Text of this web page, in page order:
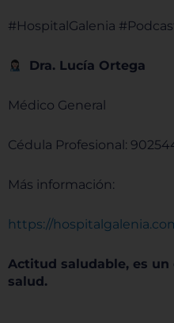
#HospitalGalenia
Dra. Lucía Ortega
Médico General
Cédula Profesional:
Más información:
https://
Actitud saludable, es un
salud.